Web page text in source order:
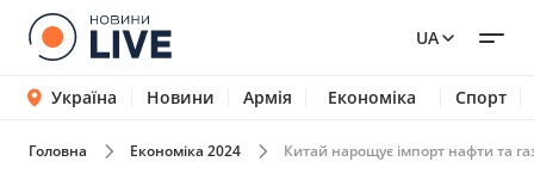
UA
Україна Новини Армія Економіка Спорт
Головна Економіка 2024 Китай нарощує імпорт нафти та